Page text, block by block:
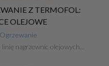
Z TERMOFOL:
OLEJOWE
Ogrzewanie
nagrzewnic olejowych…